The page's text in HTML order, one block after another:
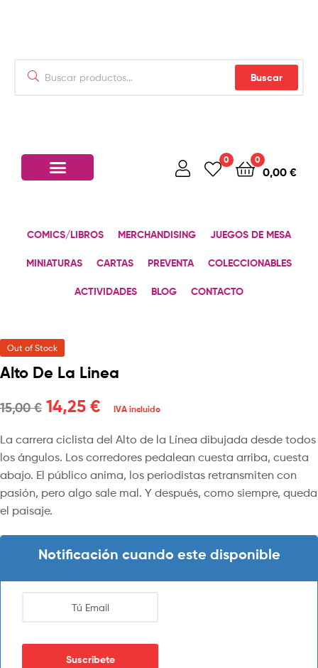
Buscar
0 0
0,00 €
COMICS/LIBROS MERCHANDISING JUEGOS DE MESA
MINIATURAS CARTAS PREVENTA COLECCIONABLES
ACTIVIDADES BLOG CONTACTO
Out of Stock
Alto De La Linea
15,00€ 14,25 € IVA incluido
La carrera ciclista del Alto de la Línea dibujada desde todos
los ángulos. Los corredores pedalean cuesta arriba, cuesta
abajo. El público anima, los periodistas retransmiten con
pasión, pero algo sale mal. Y después, como siempre, queda
el paisaje.
Notificación cuando este disponible